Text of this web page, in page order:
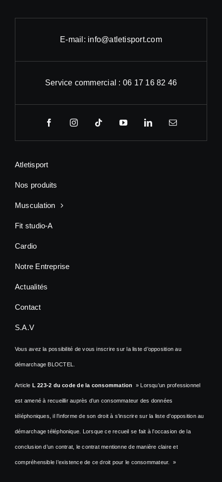
E-mail: info@atletisport.com
Service commercial : 06 17 16 82 46
Atletisport
Nos produits
Musculation
Fit studio-A
Cardio
Notre Entreprise
Actualités
Contact
S.A.V
Vous avez la possibilité de vous inscrire sur la liste d’opposition au
démarchage BLOCTEL.
Article L 223-2 du code de la consommation » Lorsqu’un professionnel
est amené à recueillir auprès d’un consommateur des données
téléphoniques, il l’informe de son droit à s’inscrire sur la liste d’opposition au
démarchage téléphonique. Lorsque ce recueil se fait à l’occasion de la
conclusion d’un contrat, le contrat mentionne de manière claire et
compréhensible l’existence de ce droit pour le consommateur. »